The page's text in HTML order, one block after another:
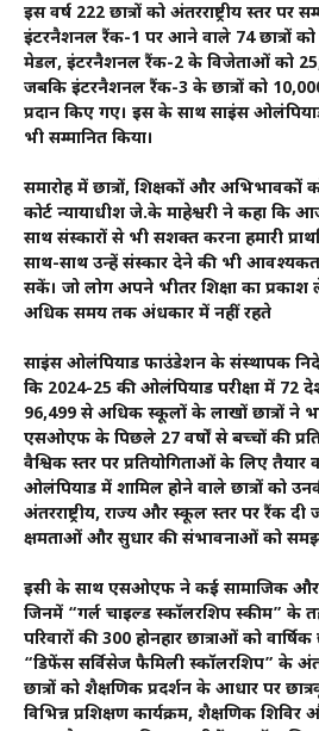
इस वर्ष 222 छात्रों को अंतरराष्ट्रीय स्तर पर
इंटरनैशनल रैंक-1 पर आने वाले 74 छात्रों
मेडल, इंटरनैशनल रैंक-2 के विजेताओं को
जबकि इंटरनैशनल रैंक-3 के छात्रों को
प्रदान किए गए। इस के साथ साइंस
भी सम्मानित किया।
समारोह में छात्रों, शिक्षकों और अभिभावकों
कोर्ट न्यायाधीश जे.के माहेश्वरी ने कहा कि
साथ संस्कारों से भी सशक्त करना हमारी
साथ-साथ उन्हें संस्कार देने की भी आवश्यकता
सकें। जो लोग अपने भीतर शिक्षा का
अधिक समय तक अंधकार में नहीं रहते
साइंस ओलंपियाड फाउंडेशन के संस्थापक
कि 2024-25 की ओलंपियाड परीक्षा में 72
96,499 से अधिक स्कूलों के लाखों छात्रों ने
एसओएफ के पिछले 27 वर्षों से बच्चों की
वैश्विक स्तर पर प्रतियोगिताओं के लिए तैयार
ओलंपियाड में शामिल होने वाले छात्रों को
अंतरराष्ट्रीय, राज्य और स्कूल स्तर पर रैंक
क्षमताओं और सुधार की संभावनाओं को
इसी के साथ एसओएफ ने कई सामाजिक और
जिनमें “गर्ल चाइल्ड स्कॉलरशिप स्कीम”
परिवारों की 300 होनहार छात्राओं को वार्षिक
“डिफेंस सर्विसेज फैमिली स्कॉलरशिप” के
छात्रों को शैक्षणिक प्रदर्शन के आधार पर
विभिन्न प्रशिक्षण कार्यक्रम, शैक्षणिक